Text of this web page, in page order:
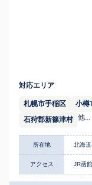
対応エリア
札幌市手稲区 小樽
石狩郡新篠津村 他...
所在地 北海
アクセス JR函